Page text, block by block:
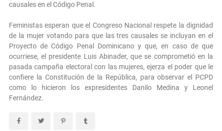
causales en el Código Penal.
Feministas esperan que el Congreso Nacional respete la dignidad
de la mujer votando para que las tres causales se incluyan en el
Proyecto de Código Penal Dominicano y que, en caso de que
ocurriese, el presidente Luis Abinader, que se comprometió en la
pasada campaña electoral con las mujeres, ejerza el poder que le
confiere la Constitución de la República, para observar el PCPD
como lo hicieron los expresidentes Danilo Medina y Leonel
Fernández.